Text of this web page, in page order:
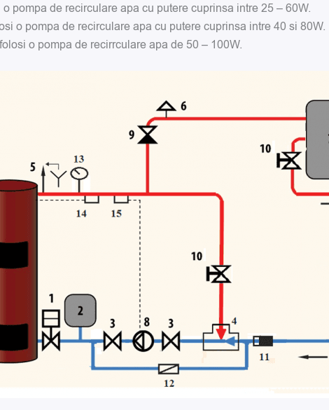
pompa de recirculare apa cu putere cuprinsa intre 25 – 60W.
o pompa de recirculare apa cu putere cuprinsa intre 40 si 80W.
o pompa de recirrculare apa de 50 – 100W.